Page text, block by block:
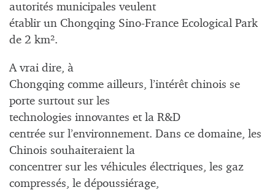
autorités municipales veulent
établir un Chongqing Sino-France Ecological Park
de 2 km².
A vrai dire, à
Chongqing comme ailleurs, l’intérêt chinois se
porte surtout sur les
technologies innovantes et la R&D
centrée sur l’environnement. Dans ce domaine, les
Chinois souhaiteraient la
concentrer sur les véhicules électriques, les gaz
compressés, le dépoussiérage,